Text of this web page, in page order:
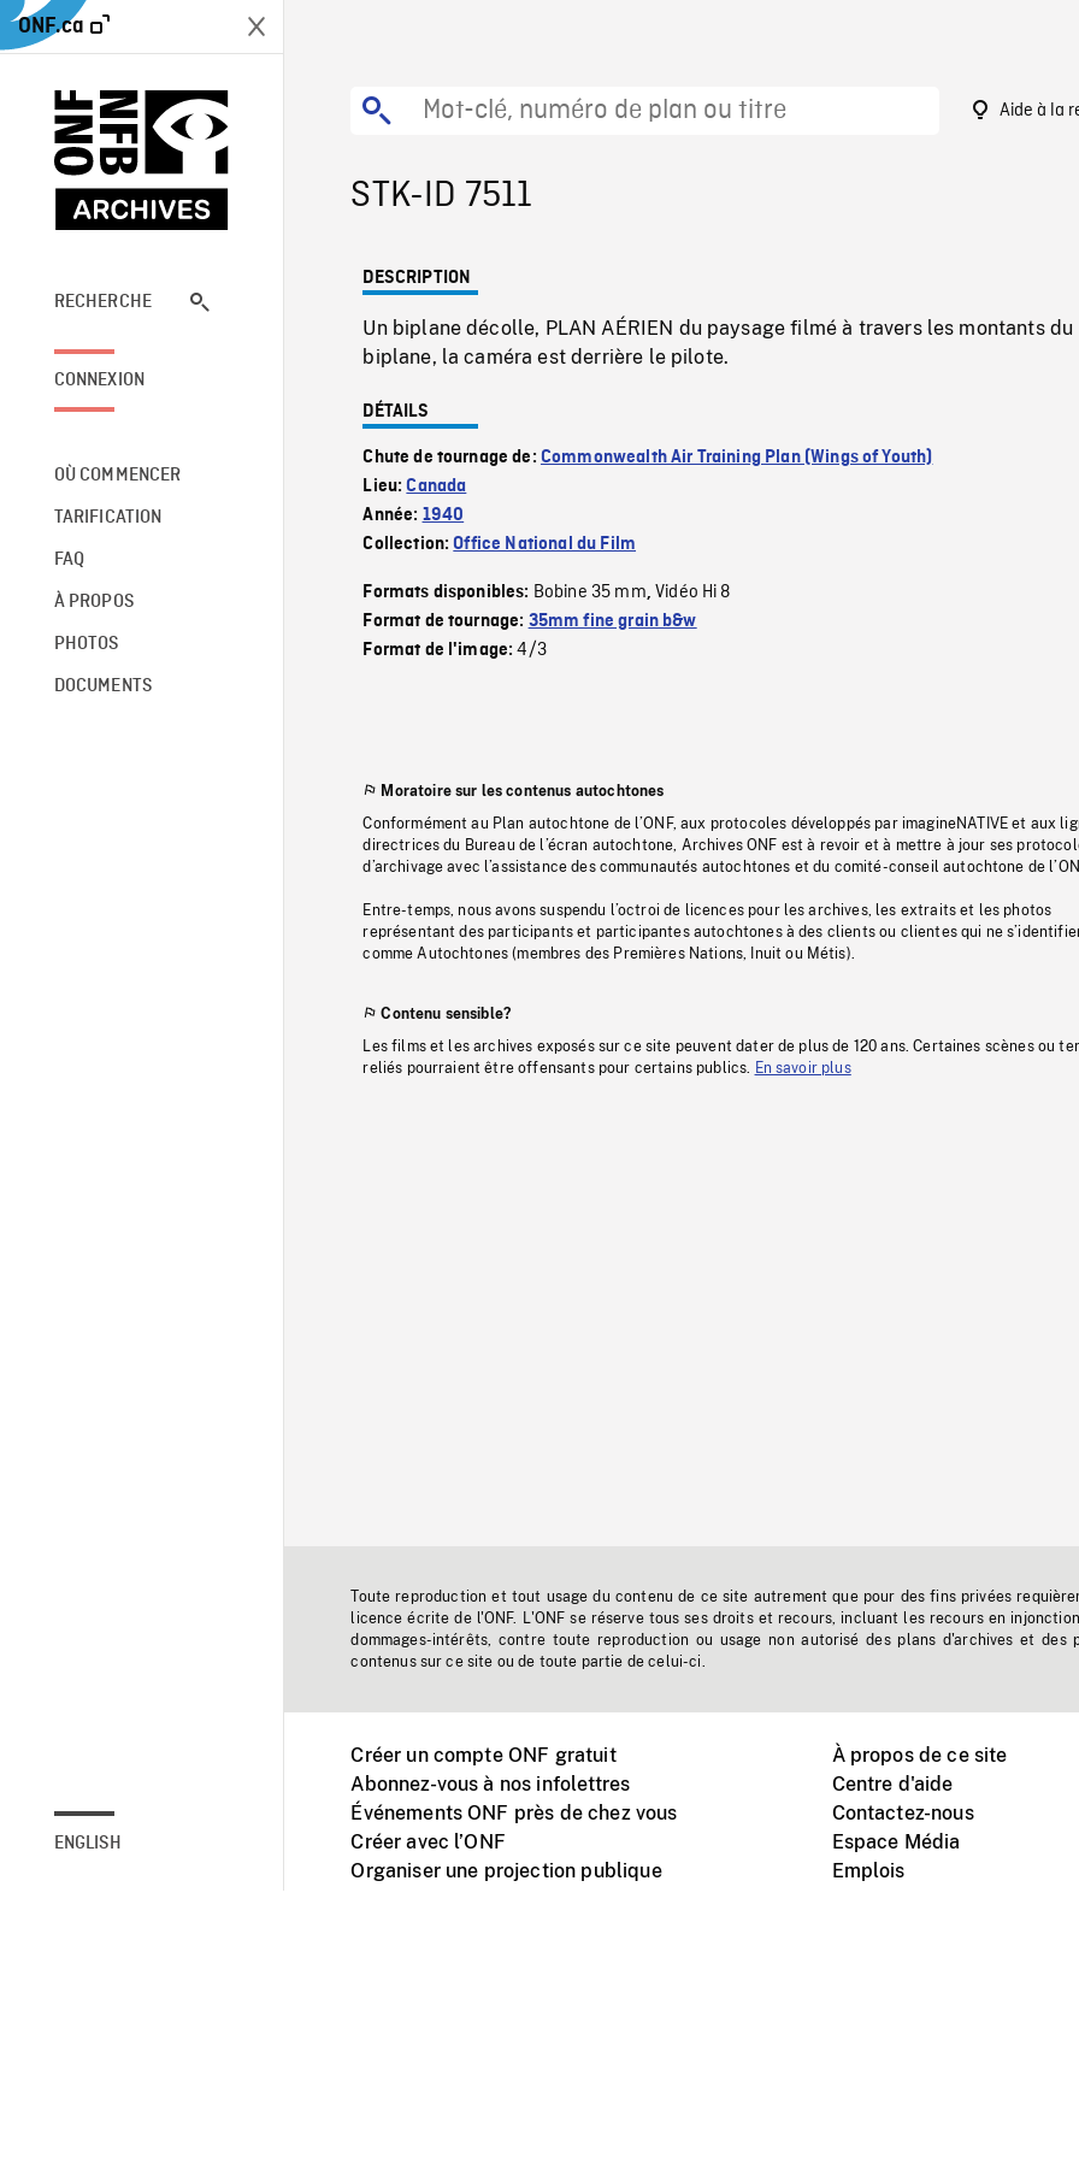
ONF.ca
RECHERCHE
CONNEXION
OÙ COMMENCER
TARIFICATION
FAQ
À PROPOS
PHOTOS
DOCUMENTS
ENGLISH
Aide à la
STK-ID 7511
DESCRIPTION
Un biplane décolle, PLAN AÉRIEN du paysage filmé à travers les montants du
biplane, la caméra est derrière le pilote.
DÉTAILS
Chute de tournage de: Commonwealth Air Training Plan (Wings of Youth)
Lieu:Canada
Année: 1940
Collection:Office National du Film
Formats disponibles: Bobine 35 mm,Vidéo Hi 8
Format de tournage: 35mm fine grain b&w
Format de l'image:4/3
Moratoire sur les contenus autochtones
Conformément au Plan autochtone de l’ONF, aux protocoles développés par imagineNATIVE et aux
directrices du Bureau de l’écran autochtone, Archives ONF est à revoir et à mettre à jour ses
d’archivage avec l’assistance des communautés autochtones et du comité-conseil autochtone de
Entre-temps, nous avons suspendu l’octroi de licences pour les archives, les extraits et les photos
représentant des participants et participantes autochtones à des clients ou clientes qui ne
comme Autochtones (membres des Premières Nations, Inuit ou Métis).
Contenu sensible?
Les films et les archives exposés sur ce site peuvent dater de plus de 120 ans. Certaines scènes ou
reliés pourraient être offensants pour certains publics. En savoir plus
Toute reproduction et tout usage du contenu de ce site autrement que pour des fins privées
licence écrite de l'ONF. L'ONF se réserve tous ses droits et recours, incluant les recours en
dommages-intérêts, contre toute reproduction ou usage non autorisé des plans d'archives et des
contenus sur ce site ou de toute partie de celui-ci.
Créer un compte ONF gratuit
Abonnez-vous à nos infolettres
Événements ONF près de chez vous
Créer avec l’ONF
Organiser une projection publique
À propos de ce site
Centre d'aide
Contactez-nous
Espace Média
Emplois